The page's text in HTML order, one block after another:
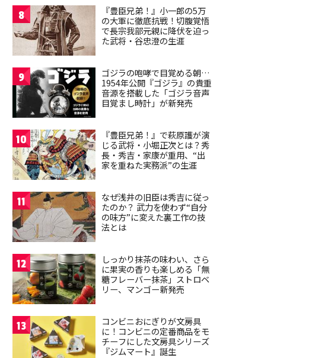
8
『豊臣兄弟！』小一郎の5万
の大軍に徹底抗戦！切腹覚悟
で長宗我部元親に降伏を迫っ
た武将・谷忠澄の生涯
9
ゴジラの咆哮で目覚める朝…
1954年公開『ゴジラ』の貴重
音源を搭載した「ゴジラ音声
目覚まし時計」が新発売
10
『豊臣兄弟！』で萩原護が演
じる武将・小堀正次とは？秀
長・秀吉・家康が重用、“出
家を重ねた実務派”の生涯
11
なぜ浅井の旧臣は秀吉に従っ
たのか？ 武力を使わず“自分
の味方”に変えた裏工作の技
法とは
12
しっかり抹茶の味わい、さら
に果実の香りも楽しめる「無
糖フレーバー抹茶」ストロベ
リー、マンゴー新発売
13
コンビニおにぎりが文房具
に！コンビニの定番商品をモ
チーフにした文房具シリーズ
『ジムマート』誕生